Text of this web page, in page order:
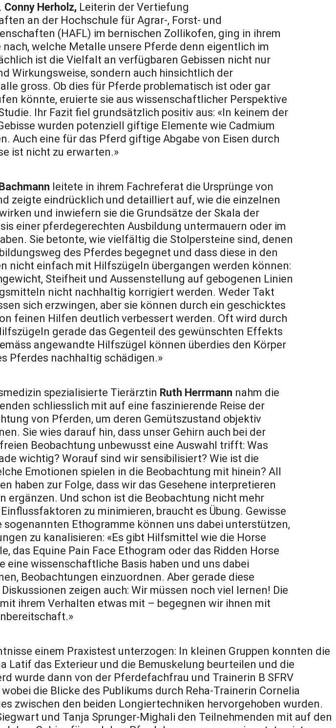
Conny Herholz, Leiterin der Vertiefung
an der Hochschule für Agrar-, Forst- und
(HAFL) im bernischen Zollikofen, ging in ihrem
welche Metalle unsere Pferde denn eigentlich im
ist die Vielfalt an verfügbaren Gebissen nicht nur
Wirkungsweise, sondern auch hinsichtlich der
gross. Ob dies für Pferde problematisch ist oder gar
könnte, eruierte sie aus wissenschaftlicher Perspektive
Ihr Fazit fiel grundsätzlich positiv aus: «In keinem der
wurden potenziell giftige Elemente wie Cadmium
Auch eine für das Pferd giftige Abgabe von Eisen durch
ist nicht zu erwarten.»
leitete in ihrem Fachreferat die Ursprünge von
zeigte eindrücklich und detailliert auf, wie die einzelnen
und inwiefern sie die Grundsätze der Skala der
einer pferdegerechten Ausbildung untermauern oder im
Sie betonte, wie vielfältig die Stolpersteine sind, denen
des Pferdes begegnet und dass diese in den
nicht einfach mit Hilfszügeln übergangen werden können:
Steifheit und Aussenstellung auf gebogenen Linien
nicht nachhaltig korrigiert werden. Weder Takt
sich erzwingen, aber sie können durch ein geschicktes
feinen Hilfen deutlich verbessert werden. Oft wird durch
gerade das Gegenteil des gewünschten Effekts
angewandte Hilfszügel können überdies den Körper
Pferdes nachhaltig schädigen.»
spezialisierte Tierärztin Ruth Herrmann nahm die
schliesslich mit auf eine faszinierende Reise der
von Pferden, um deren Gemütszustand objektiv
Sie wies darauf hin, dass unser Gehirn auch bei der
Beobachtung unbewusst eine Auswahl trifft: Was
wichtig? Worauf sind wir sensibilisiert? Wie ist die
Emotionen spielen in die Beobachtung mit hinein? All
haben zur Folge, dass wir das Gesehene interpretieren
ergänzen. Und schon ist die Beobachtung nicht mehr
zu minimieren, braucht es Übung. Gewisse
Ethogramme können uns dabei unterstützen,
zu kanalisieren: «Es gibt Hilfsmittel wie die Horse
das Equine Pain Face Ethogram oder das Ridden Horse
eine wissenschaftliche Basis haben und uns dabei
Beobachtungen einzuordnen. Aber gerade diese
zeigen auch: Wir müssen noch viel lernen! Die
ihrem Verhalten etwas mit – begegnen wir ihnen mit
einem Praxistest unterzogen: In kleinen Gruppen konnten die
Latif das Exterieur und die Bemuskelung beurteilen und die
wurde dann von der Pferdefachfrau und Trainerin B SFRV
die Blicke des Publikums durch Reha-Trainerin Cornelia
zwischen den beiden Longiertechniken hervorgehoben wurden.
und Tanja Sprunger-Mighali den Teilnehmenden mit auf den